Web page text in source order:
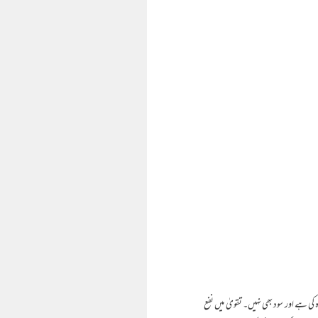
اور سود بھی نہیں۔ تقویٰ میں نفع